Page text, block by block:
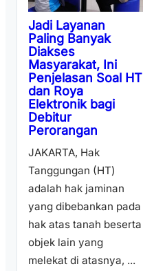
Jadi Layanan
Paling Banyak
Diakses
Masyarakat, Ini
Penjelasan Soal HT
dan Roya
Elektronik bagi
Debitur
Perorangan
JAKARTA, Hak
Tanggungan (HT)
adalah hak jaminan
yang dibebankan pada
hak atas tanah beserta
objek lain yang
melekat di atasnya, ...